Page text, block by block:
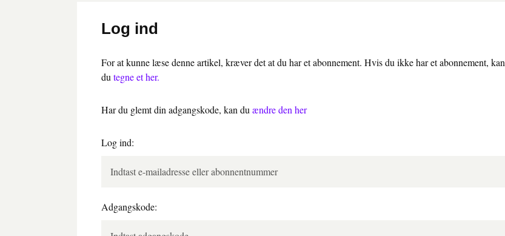
Log ind
For at kunne læse denne artikel, kræver det at du har et abonnement. Hvis du ikke har et abonnement, kan
du tegne et her.
Har du glemt din adgangskode, kan du ændre den her
Log ind:
Adgangskode: